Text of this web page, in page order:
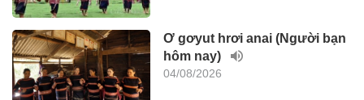
Ơ gơyut hrơi anai (Người bạn
hôm nay)
04/08/2026